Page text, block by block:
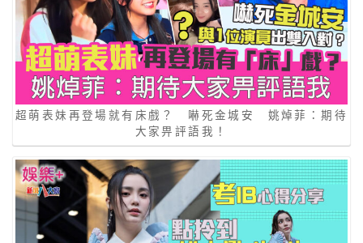
超萌表妹再登場就有床戲？ 嚇死金城安 姚焯菲：期待
大家畀評語我！